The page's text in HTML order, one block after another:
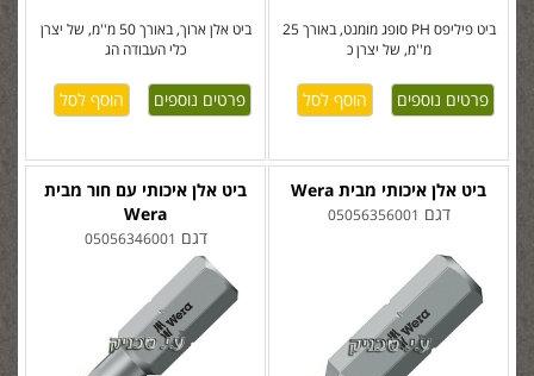
ביט אלן ארוך, באורך 50 מ''מ, של יצרן
כלי העבודה הג
פרטים נוספים
ביט פיליפס PH סופג מומנט, באורך 25
מ''מ, של יצרן כ
פרטים נוספים
ביט אלן איכותי עם חור מבית
Wera
דגם 05056346001
ביט אלן איכותי מבית Wera
דגם 05056356001